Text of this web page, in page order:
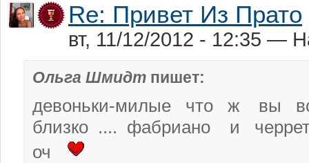
Re: Привет Из Прато
вт, 11/12/2012 - 12:35 —
Ольга Шмидтпишет:
девоньки-милые что ж вы
близко .... фабриано и
оч